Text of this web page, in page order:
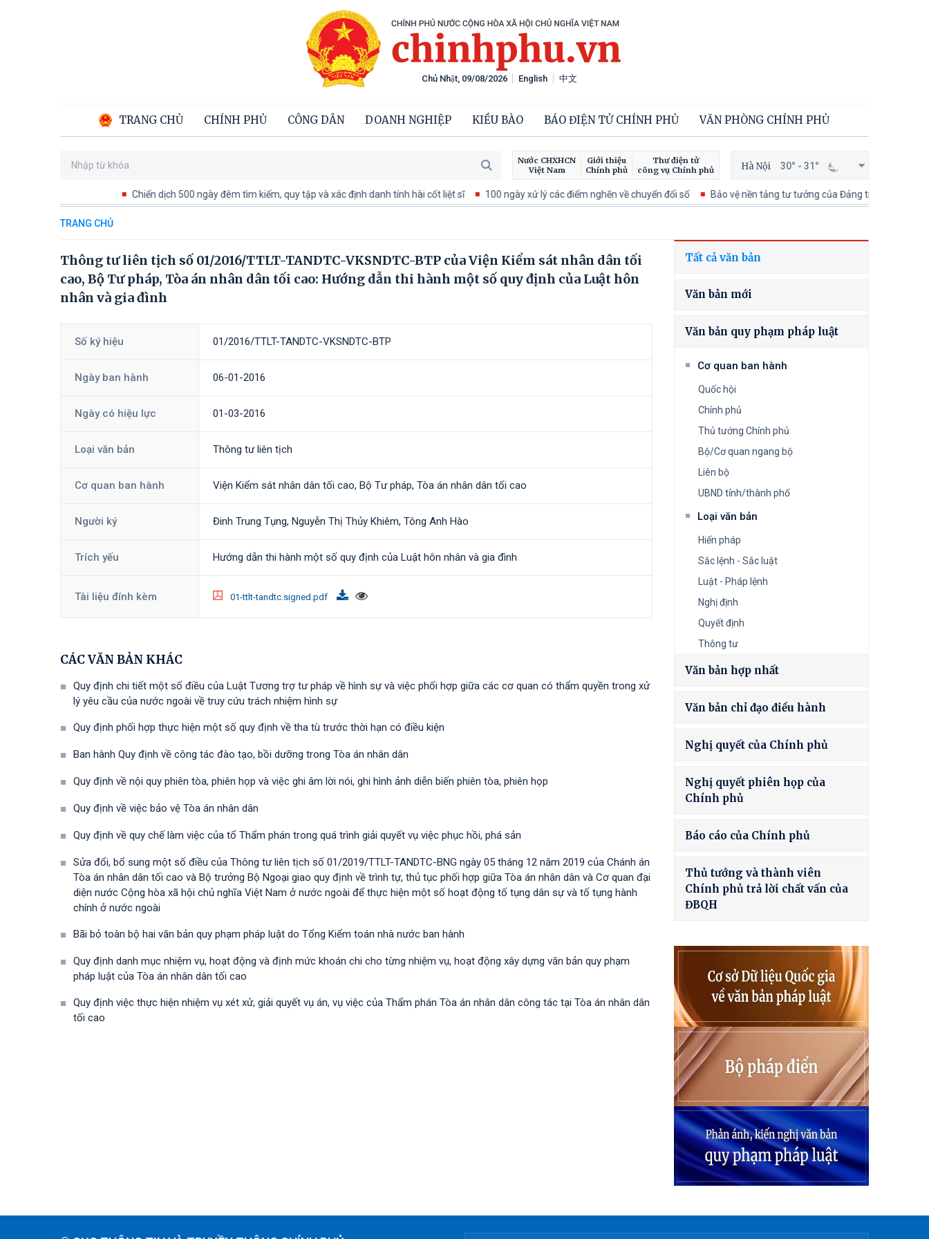
English 中文
TRANG CHỦ CHÍNH PHỦ CÔNG DÂN DOANH NGHIỆP KIỀU BÀO BÁO ĐIỆN TỬ CHÍNH PHỦ VĂN PHÒNG CHÍNH PHỦ
Chủ Nhật, 09/08/2026
Nước CHXHCN
Việt Nam
Giới thiệu
Chính phủ
Thư điện tử
công vụ Chính phủ
Hà Nội 30° - 31°
Chiến dịch 500 ngày đêm tìm kiếm, quy tập và xác định danh tính hài cốt liệt sĩ 100 ngày xử lý các điểm nghẽn về chuyển đổi số Bảo vệ nền tảng tư tưởng của Đảng trong kỷ nguyên
TRANG CHỦ
Thông tư liên tịch số 01/2016/TTLT-TANDTC-VKSNDTC-BTP của Viện Kiểm sát nhân dân tối
cao, Bộ Tư pháp, Tòa án nhân dân tối cao: Hướng dẫn thi hành một số quy định của Luật hôn
nhân và gia đình
Số ký hiệu 01/2016/TTLT-TANDTC-VKSNDTC-BTP
Ngày ban hành 06-01-2016
Ngày có hiệu lực 01-03-2016
Loại văn bản Thông tư liên tịch
Cơ quan ban hành Viện Kiểm sát nhân dân tối cao, Bộ Tư pháp, Tòa án nhân dân tối cao
Người ký Đinh Trung Tụng, Nguyễn Thị Thủy Khiêm, Tông Anh Hào
Trích yếu Hướng dẫn thi hành một số quy định của Luật hôn nhân và gia đình
Tài liệu đính kèm 01-ttlt-tandtc.signed.pdf
CÁC VĂN BẢN KHÁC
Quy định chi tiết một số điều của Luật Tương trợ tư pháp về hình sự và việc phối hợp giữa các cơ quan có thẩm quyền trong xử
lý yêu cầu của nước ngoài về truy cứu trách nhiệm hình sự
Quy định phối hợp thực hiện một số quy định về tha tù trước thời hạn có điều kiện
Ban hành Quy định về công tác đào tạo, bồi dưỡng trong Tòa án nhân dân
Quy định về nội quy phiên tòa, phiên họp và việc ghi âm lời nói, ghi hình ảnh diễn biến phiên tòa, phiên họp
Quy định về việc bảo vệ Tòa án nhân dân
Quy định về quy chế làm việc của tổ Thẩm phán trong quá trình giải quyết vụ việc phục hồi, phá sản
Sửa đổi, bổ sung một số điều của Thông tư liên tịch số 01/2019/TTLT-TANDTC-BNG ngày 05 tháng 12 năm 2019 của Chánh án
Tòa án nhân dân tối cao và Bộ trưởng Bộ Ngoại giao quy định về trình tự, thủ tục phối hợp giữa Tòa án nhân dân và Cơ quan đại
diện nước Cộng hòa xã hội chủ nghĩa Việt Nam ở nước ngoài để thực hiện một số hoạt động tố tụng dân sự và tố tụng hành
chính ở nước ngoài
Bãi bỏ toàn bộ hai văn bản quy phạm pháp luật do Tổng Kiểm toán nhà nước ban hành
Quy định danh mục nhiệm vụ, hoạt động và định mức khoán chi cho từng nhiệm vụ, hoạt động xây dựng văn bản quy phạm
pháp luật của Tòa án nhân dân tối cao
Quy định việc thực hiện nhiệm vụ xét xử, giải quyết vụ án, vụ việc của Thẩm phán Tòa án nhân dân công tác tại Tòa án nhân dân
tối cao
Tất cả văn bản
Văn bản mới
Văn bản quy phạm pháp luật
Cơ quan ban hành
Quốc hội
Chính phủ
Thủ tướng Chính phủ
Bộ/Cơ quan ngang bộ
Liên bộ
UBND tỉnh/thành phố
Loại văn bản
Hiến pháp
Sắc lệnh - Sắc luật
Luật - Pháp lệnh
Nghị định
Quyết định
Thông tư
Văn bản hợp nhất
Văn bản chỉ đạo điều hành
Nghị quyết của Chính phủ
Nghị quyết phiên họp của
Chính phủ
Báo cáo của Chính phủ
Thủ tướng và thành viên
Chính phủ trả lời chất vấn của
ĐBQH